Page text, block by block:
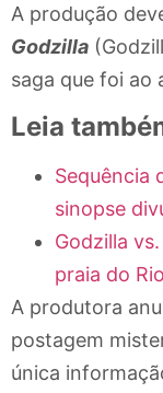
A produção
Godzilla
saga que foi ao
Leia
Sequência
sinopse
Godzilla
praia do
A produtora
postagem
única